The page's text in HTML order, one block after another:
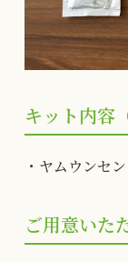
キット内容
・ヤムウンセ
ご用意いた